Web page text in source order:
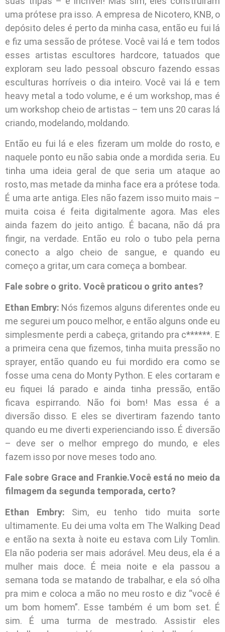
uma prótese pra isso. A empresa de Nicotero, KNB, o
depósito deles é perto da minha casa, então eu fui lá
e fiz uma sessão de prótese. Você vai lá e tem todos
esses artistas escultores hardcore, tatuados que
exploram seu lado pessoal obscuro fazendo essas
esculturas horríveis o dia inteiro. Você vai lá e tem
heavy metal a todo volume, e é um workshop, mas é
um workshop cheio de artistas – tem uns 20 caras lá
criando, modelando, moldando.
Então eu fui lá e eles fizeram um molde do rosto, e
naquele ponto eu não sabia onde a mordida seria. Eu
tinha uma ideia geral de que seria um ataque ao
rosto, mas metade da minha face era a prótese toda.
É uma arte antiga. Eles não fazem isso muito mais –
muita coisa é feita digitalmente agora. Mas eles
ainda fazem do jeito antigo. É bacana, não dá pra
fingir, na verdade. Então eu rolo o tubo pela perna
conecto a algo cheio de sangue, e quando eu
começo a gritar, um cara começa a bombear.
Fale sobre o grito. Você praticou o grito antes?
Ethan Embry: Nós fizemos alguns diferentes onde eu
me segurei um pouco melhor, e então alguns onde eu
simplesmente perdi a cabeça, gritando pra c******. E
a primeira cena que fizemos, tinha muita pressão no
sprayer, então quando eu fui mordido era como se
fosse uma cena do Monty Python. E eles cortaram e
eu fiquei lá parado e ainda tinha pressão, então
ficava espirrando. Não foi bom! Mas essa é a
diversão disso. E eles se divertiram fazendo tanto
quando eu me diverti experienciando isso. É diversão
– deve ser o melhor emprego do mundo, e eles
fazem isso por nove meses todo ano.
Fale sobre Grace and Frankie.Você está no meio da
filmagem da segunda temporada, certo?
Ethan Embry: Sim, eu tenho tido muita sorte
ultimamente. Eu dei uma volta em The Walking Dead
e então na sexta à noite eu estava com Lily Tomlin.
Ela não poderia ser mais adorável. Meu deus, ela é a
mulher mais doce. É meia noite e ela passou a
semana toda se matando de trabalhar, e ela só olha
pra mim e coloca a mão no meu rosto e diz “você é
um bom homem”. Esse também é um bom set. É
sim. É uma turma de mestrado. Assistir eles